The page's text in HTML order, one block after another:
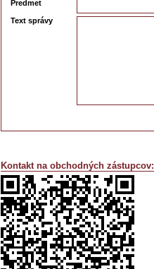
Predmet
Text správy
Kontakt na obchodných zástupcov: